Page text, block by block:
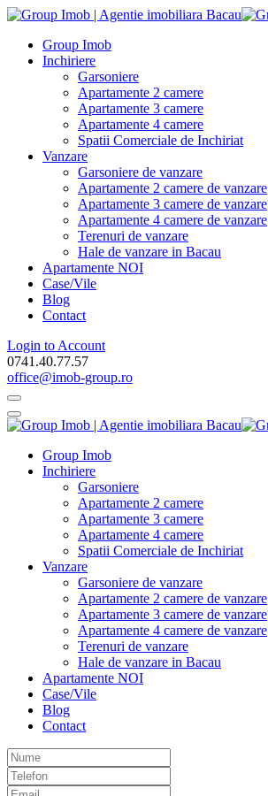
Group Imob
Inchiriere
Garsoniere
Apartamente 2 camere
Apartamente 3 camere
Apartamente 4 camere
Spatii Comerciale de Inchiriat
Vanzare
Garsoniere de vanzare
Apartamente 2 camere de vanzare
Apartamente 3 camere de vanzare
Apartamente 4 camere de vanzare
Terenuri de vanzare
Hale de vanzare in Bacau
Apartamente NOI
Case/Vile
Blog
Contact
Login to Account
0741.40.77.57
office@imob-group.ro
Group Imob
Inchiriere
Garsoniere
Apartamente 2 camere
Apartamente 3 camere
Apartamente 4 camere
Spatii Comerciale de Inchiriat
Vanzare
Garsoniere de vanzare
Apartamente 2 camere de vanzare
Apartamente 3 camere de vanzare
Apartamente 4 camere de vanzare
Terenuri de vanzare
Hale de vanzare in Bacau
Apartamente NOI
Case/Vile
Blog
Contact